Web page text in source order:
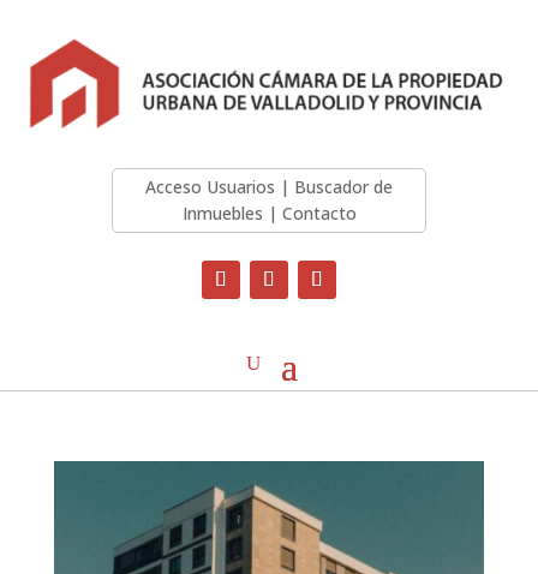
Acceso Usuarios | Buscador de
Inmuebles | Contacto